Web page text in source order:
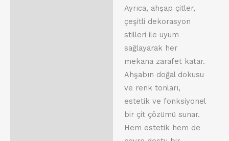
Ayrıca, ahşap çitler,
çeşitli dekorasyon
stilleri ile uyum
sağlayarak her
mekana zarafet katar.
Ahşabın doğal dokusu
ve renk tonları,
estetik ve fonksiyonel
bir çit çözümü sunar.
Hem estetik hem de